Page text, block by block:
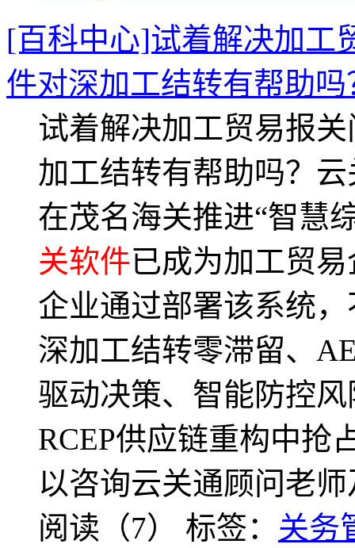
[百科中心]试着解决加工
件对深加工结转有帮助吗
试着解决加工贸易报
加工结转有帮助吗？
在茂名海关推进“智慧
关软件已成为加工贸
企业通过部署该系统
深加工结转零滞留、
驱动决策、智能防控
RCEP供应链重构中抢
以咨询云关通顾问老
阅读（7） 标签： 关务